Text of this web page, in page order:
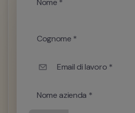
Nome *
Cognome *
Email di lavoro *
Nome azienda *